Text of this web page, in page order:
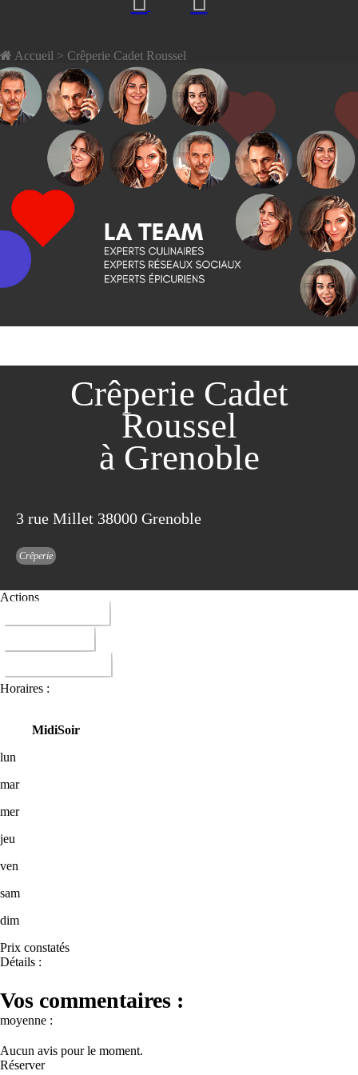
Accueil > Crêperie Cadet Roussel
Crêperie Cadet
Roussel
à Grenoble
3 rue Millet 38000 Grenoble
Crêperie
Actions
Horaires :
MidiSoir
lun
mar
mer
jeu
ven
sam
dim
Prix constatés
Détails :
Vos commentaires :
moyenne :
Aucun avis pour le moment.
Réserver